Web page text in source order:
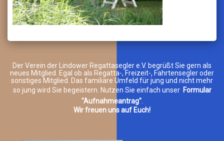
Der Verein der Lindower Regattasegler e.V. begrüßt Sie gern als
neues Mitglied. Egal ob als Regatta-, Freizeit-, Fahrtensegler oder
sonstiges Mitglied. Das familiäre Umfeld für jung und nicht mehr
so jung wird Sie begeistern. Nutzen Sie einfach unser Formular
"Aufnahmeantrag".
Wir freuen uns auf Euch!